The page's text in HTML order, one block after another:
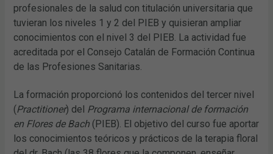
profesionales de la salud con titulación universitaria que
tuvieran los niveles 1 y 2 del PIEB y quisieran ampliar
conocimientos con el nivel 3 del PIEB. La actividad fue
acreditada por el Consejo Catalán de Formación Continua
de las Profesiones Sanitarias.
La formación proporcionó los contenidos del tercer nivel
(Practitioner) del Programa internacional de formación
en Flores de Bach (PIEB). El objetivo del curso fue aportar
los conocimientos teóricos y prácticos de la terapia floral